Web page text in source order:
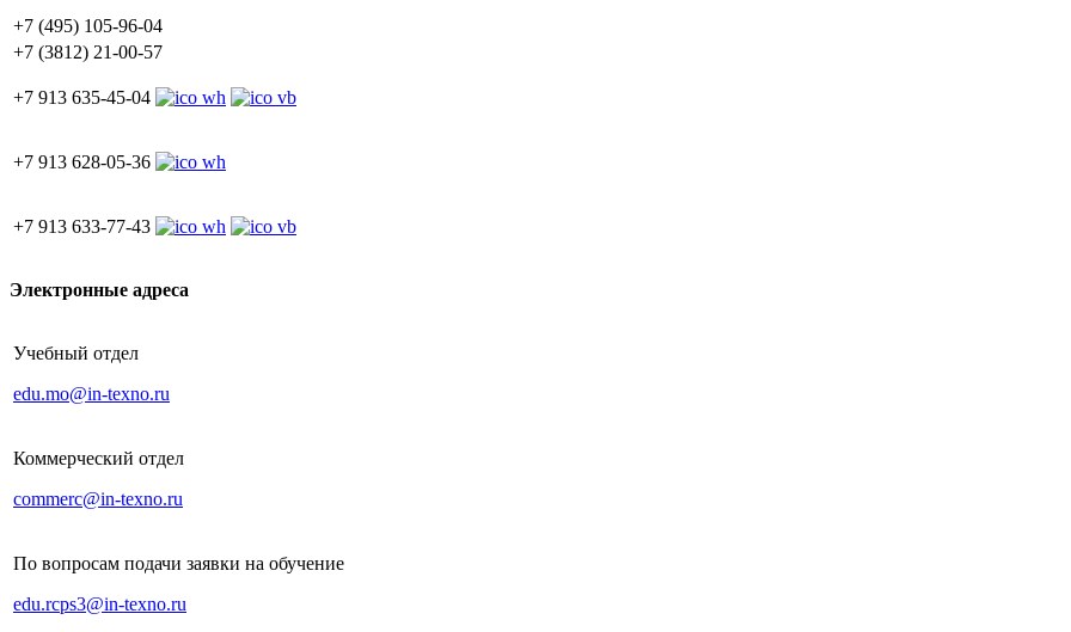
+7 (495) 105-96-04
+7 (3812) 21-00-57
+7 913 635-45-04
+7 913 628-05-36
+7 913 633-77-43
Электронные адреса
Учебный отдел
edu.mo@in-texno.ru
Коммерческий отдел
commerc@in-texno.ru
По вопросам подачи заявки на обучение
edu.rcps3@in-texno.ru